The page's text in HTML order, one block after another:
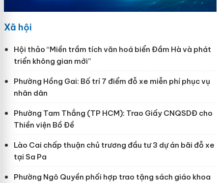
Xã hội
Hội thảo “Miền trầm tích văn hoá biển Đầm Hà và phát
triển không gian mới”
Phường Hồng Gai: Bố trí 7 điểm đỗ xe miễn phí phục vụ
nhân dân
Phường Tam Thắng (TP HCM): Trao Giấy CNQSDĐ cho
Thiền viện Bồ Đề
Lào Cai chấp thuận chủ trương đầu tư 3 dự án bãi đỗ xe
tại Sa Pa
Phường Ngô Quyền phối hợp trao tặng sách giáo khoa